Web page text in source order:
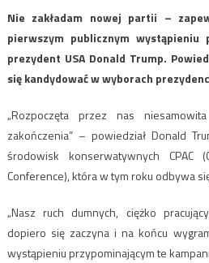
Nie zakładam nowej partii –
pierwszym publicznym
prezydent USA Donald Trump.
się kandydować w wyborach
„Rozpoczęta przez nas
zakończenia” – powiedział Donald
środowisk konserwatywnych CPAC
Conference), która w tym roku odbywa
„Nasz ruch dumnych, ciężko
dopiero się zaczyna i na końcu
wystąpieniu przypominającym te